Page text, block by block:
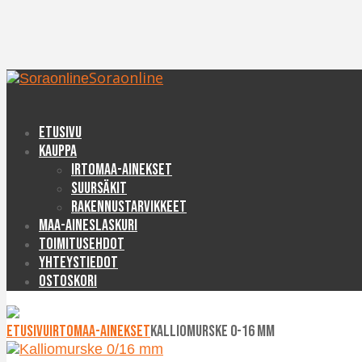
Soraonline
Etusivu
Kauppa
Irtomaa-ainekset
Suursäkit
Rakennustarvikkeet
Maa-aineslaskuri
Toimitusehdot
Yhteystiedot
Ostoskori
EtusivuIrtomaa-aineksetKalliomurske 0-16 mm